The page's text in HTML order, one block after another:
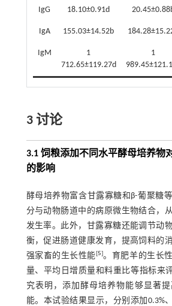
IgG 18.10±0.91d
IgA 155.03±14.52b
IgM
1
712.65±119.27d
1
3 讨论
3.1 饲粮添加不同水平酵母培养物
的影响
酵母培养物富含甘露寡糖和β-葡聚糖
分与动物肠道中的病原微生物结合，
发生率。此外，甘露寡糖还能调节动
衡，促进肠道健康发育，提高饲料的
强家畜的生长性能[5]。育肥羊的生长
量、平均日增质量和料重比等指标来
究表明，添加酵母培养物能够显著
能。本试验结果显示，分别添加0.3%